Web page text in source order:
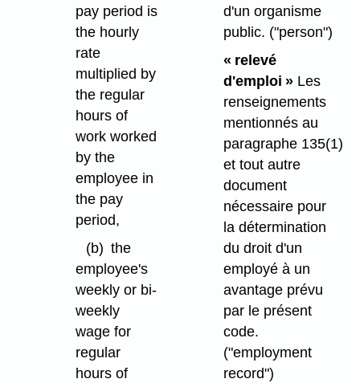
pay period is
the hourly
rate
multiplied by
the regular
hours of
work worked
by the
employee in
the pay
period,
(b) the
employee's
weekly or bi-
weekly
wage for
regular
hours of
d'un organisme
public. ("person")
« relevé
d'emploi »Les
renseignements
mentionnés au
paragraphe 135(1)
et tout autre
document
nécessaire pour
la détermination
du droit d'un
employé à un
avantage prévu
par le présent
code.
("employment
record")